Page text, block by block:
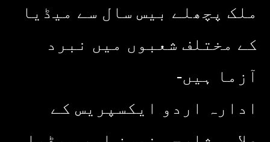
ملک پچھلے بیس سال سے میڈیا
کے مختلف شعبوں میں نبرد
آزما ہیں-
ادارہ اردو ایکسپریس کے